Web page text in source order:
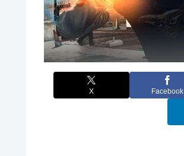
X Facebook